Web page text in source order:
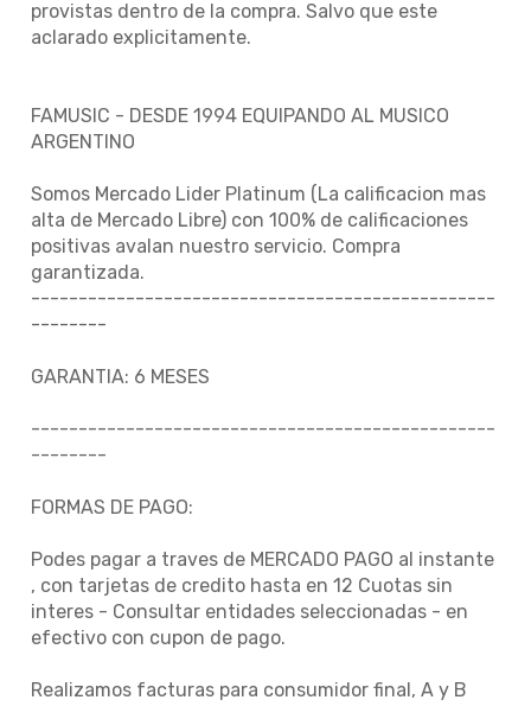
provistas dentro de la compra. Salvo que este
aclarado explicitamente.
FAMUSIC - DESDE 1994 EQUIPANDO AL MUSICO
ARGENTINO
Somos Mercado Lider Platinum (La calificacion mas
alta de Mercado Libre) con 100% de calificaciones
positivas avalan nuestro servicio. Compra
garantizada.
-------------------------------------------------
--------
GARANTIA: 6 MESES
-------------------------------------------------
--------
FORMAS DE PAGO:
Podes pagar a traves de MERCADO PAGO al instante
, con tarjetas de credito hasta en 12 Cuotas sin
interes - Consultar entidades seleccionadas - en
efectivo con cupon de pago.
Realizamos facturas para consumidor final, A y B